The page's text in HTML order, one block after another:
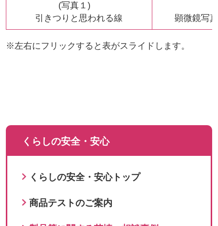
(写真１)
引きつりと思われる線
顕微鏡写
※左右にフリックすると表がスライドします。
くらしの安全・安心
くらしの安全・安心トップ
商品テストのご案内